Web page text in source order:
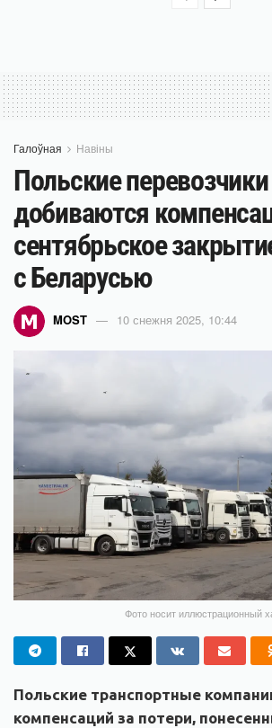
Галоўная Навіны
Польские перевозчики
добиваются
сентябрьское
с Беларусью
MOST 10 снежня 2025, 10:44
Фото носит иллюстрационный
Польские транспортные
компенсаций за потери,